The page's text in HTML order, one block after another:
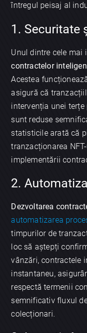
întregul peisaj al
1. Securitate
Unul dintre cele mai
contractelor
Acestea
asigură că
intervenția unei
sunt reduse
statisticile arată că
tranzacționarea
implementării
2.
Dezvoltarea
automatizarea
timpurilor de
loc să aștepți
vânzări, contractele
instantaneu,
respectă termenii
semnificativ fluxul
colecționari.